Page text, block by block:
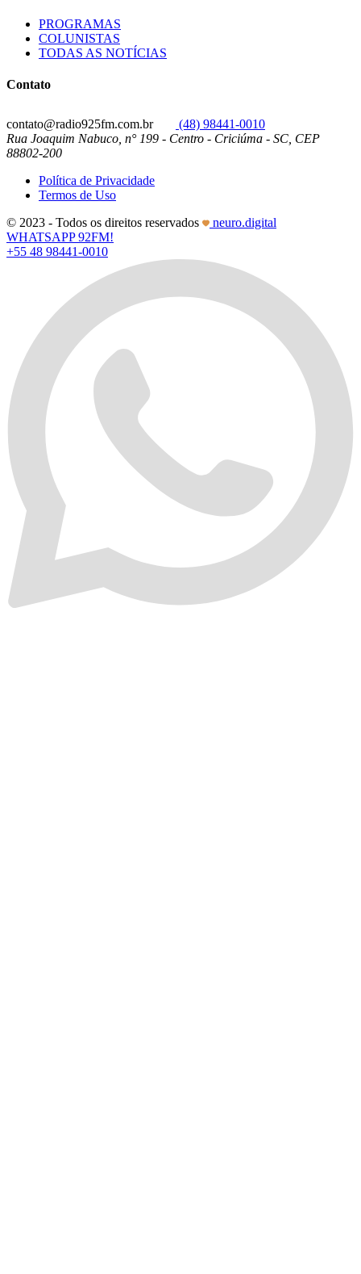
PROGRAMAS
COLUNISTAS
TODAS AS NOTÍCIAS
Contato
contato@radio925fm.com.br
(48) 98441-0010
Rua Joaquim Nabuco, n° 199 - Centro - Criciúma - SC, CEP
88802-200
Política de Privacidade
Termos de Uso
© 2023 - Todos os direitos reservados
neuro.digital
WHATSAPP 92FM!
+55 48 98441-0010